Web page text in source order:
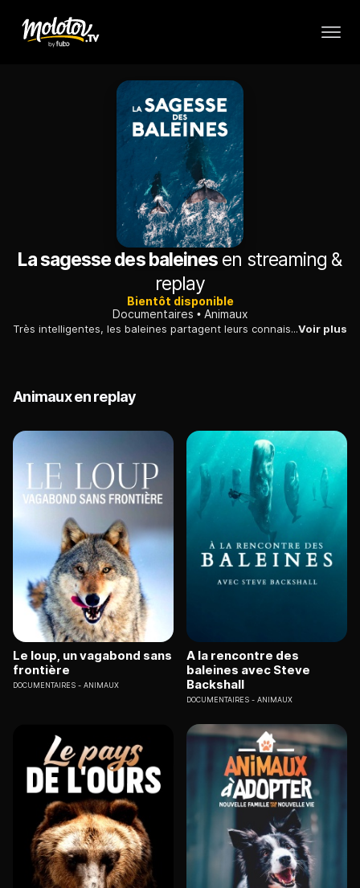
La sagesse des baleines en streaming &
replay
Bientôt disponible
Documentaires
Animaux
Très intelligentes, les baleines partagent leurs connaissances et modifient leurs comportements en conséquence. De quelle manière communiquent-elles ?Voir plus
Animaux en replay
Le loup, un vagabond sans
frontière
DOCUMENTAIRES ANIMAUX
A la rencontre des
baleines avec Steve
Backshall
DOCUMENTAIRES ANIMAUX